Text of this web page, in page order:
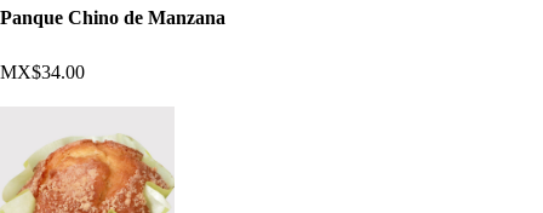
Panque Chino de Manzana
MX$34.00